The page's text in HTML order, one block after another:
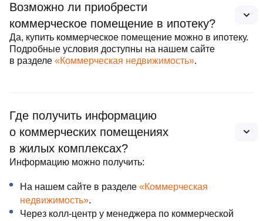
Написать
Написать
в онлайн‑чат
звонок
Возможно ли приобрести
коммерческое помещение в ипотеку?
Да, купить коммерческое помещение можно в ипотеку.
Подробные условия доступны на нашем сайте
в разделе «Коммерческая недвижимость».
Где получить информацию
о коммерческих помещениях
в жилых комплексах?
Информацию можно получить:
На нашем сайте в разделе «Коммерческая
недвижимость».
Через колл‑центр у менеджера по коммерческой